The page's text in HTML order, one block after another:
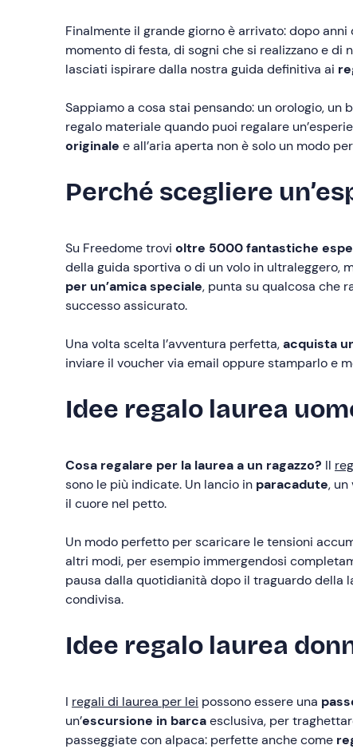
Finalmente il grande giorno è arrivato: dopo
momento di festa, di sogni che si realizzano e
lasciati ispirare dalla nostra guida definitiva ai
Sappiamo a cosa stai pensando: un orologio,
regalo materiale quando puoi regalare
originale e all’aria aperta non è solo un modo
Perché scegliere
Su Freedome trovi oltre 5000 fantastiche
della guida sportiva o di un volo in ultraleggero,
per un’amica speciale, punta su qualcosa che
successo assicurato.
Una volta scelta l’avventura perfetta,acquista
inviare il voucher via email oppure stamparlo e
Idee regalo laurea
Cosa regalare per la laurea a un ragazzo? Il
sono le più indicate. Un lancio in paracadute, un
il cuore nel petto.
Un modo perfetto per scaricare le tensioni
altri modi, per esempio immergendosi
pausa dalla quotidianità dopo il traguardo della
condivisa.
Idee regalo laurea
I regali di laurea per lei possono essere una
un’escursione in barcaesclusiva, per
passeggiate con alpaca: perfette anche come